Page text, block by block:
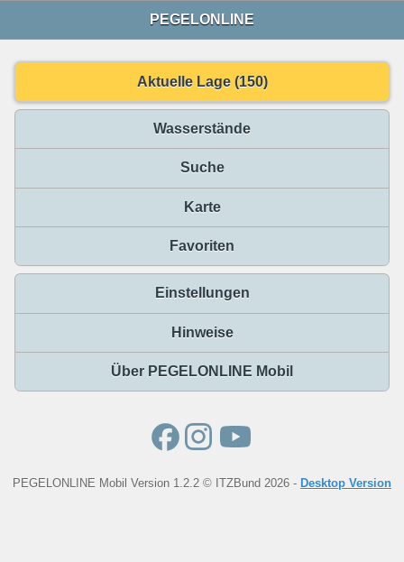
PEGELONLINE
Aktuelle Lage (150)
Wasserstände
Suche
Karte
Favoriten
Einstellungen
Hinweise
Über PEGELONLINE Mobil
PEGELONLINE Mobil Version 1.2.2 © ITZBund 2026 - Desktop Version